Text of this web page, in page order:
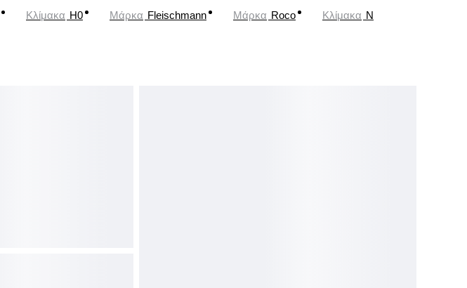
Κλίμακα H0 Μάρκα Fleischmann Μάρκα Roco Κλίμακα N